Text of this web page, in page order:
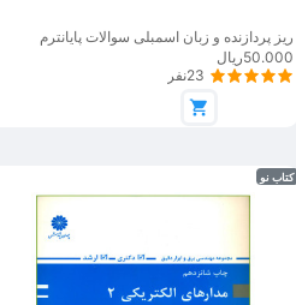
ریز پردازنده و زبان اسمبلی سوالات پایانترم
50.000ریال
23نفر
کتاب نو